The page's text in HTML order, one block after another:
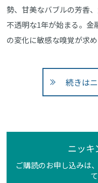
勢、甘美なバブルの芳香
不透明な1年が始まる。金
の変化に敏感な嗅覚が求
続きは
ニッキ
ご購読のお申し込みは